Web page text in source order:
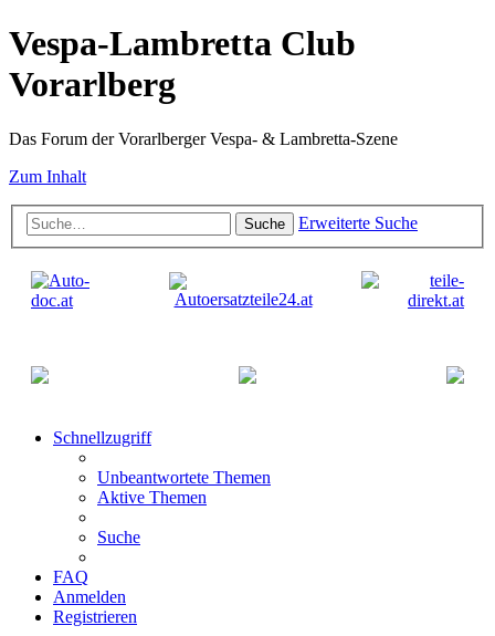
Vespa-Lambretta Club
Vorarlberg
Das Forum der Vorarlberger Vespa- & Lambretta-Szene
Zum Inhalt
Suche Erweiterte Suche
Schnellzugriff
Unbeantwortete Themen
Aktive Themen
Suche
FAQ
Anmelden
Registrieren